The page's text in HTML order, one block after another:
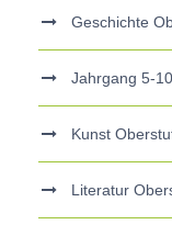
Geschichte
Jahrgang 5-10
Kunst
Literatur